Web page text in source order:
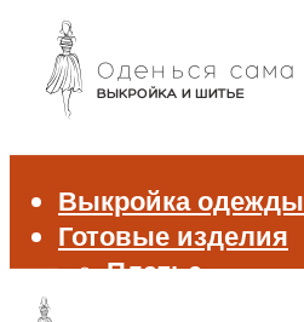
Выкройка одежды
Готовые изделия
Платье